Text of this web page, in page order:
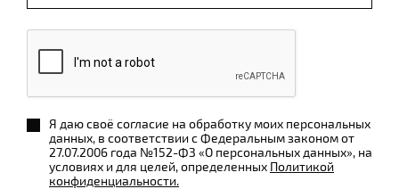
Я даю своё согласие на обработку моих персональных
данных, в соответствии с Федеральным законом от
27.07.2006 года №152-ФЗ «О персональных данных», на
условиях и для целей, определенных Политикой
конфиденциальности.